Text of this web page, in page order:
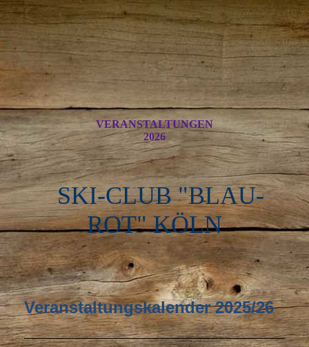
VERANSTALTUNGEN
2026
SKI-CLUB "BLAU-
ROT" KÖLN
Veranstaltungskalender 2025/26